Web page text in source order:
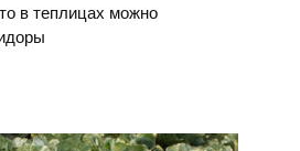
в теплицах можно